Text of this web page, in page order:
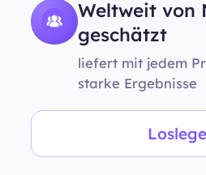
Weltweit von
geschätzt
liefert mit jedem
starke Ergebnisse